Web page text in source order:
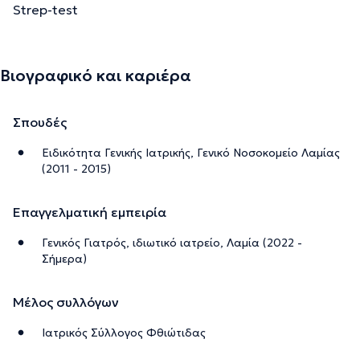
Strep-test
Βιογραφικό και καριέρα
Σπουδές
Ειδικότητα Γενικής Ιατρικής, Γενικό Νοσοκομείο Λαμίας
(2011 - 2015)
Επαγγελματική εμπειρία
Γενικός Γιατρός, ιδιωτικό ιατρείο, Λαμία (2022 -
Σήμερα)
Μέλος συλλόγων
Ιατρικός Σύλλογος Φθιώτιδας